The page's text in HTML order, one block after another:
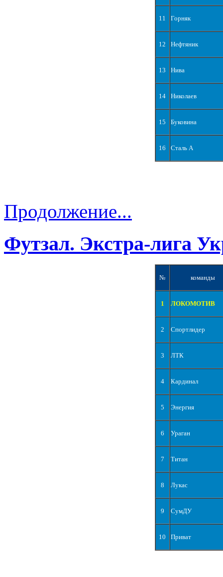
11 Горняк
12 Нефтяник
13 Нива
14 Николаев
15 Буковина
16 Сталь А
Продолжение...
Футзал. Экстра-лига
№ команды
1 ЛОКОМОТИВ
2 Спортлидер
3 ЛТК
4 Кардинал
5 Энергия
6 Ураган
7 Титан
8 Лукас
9 СумДУ
10 Приват